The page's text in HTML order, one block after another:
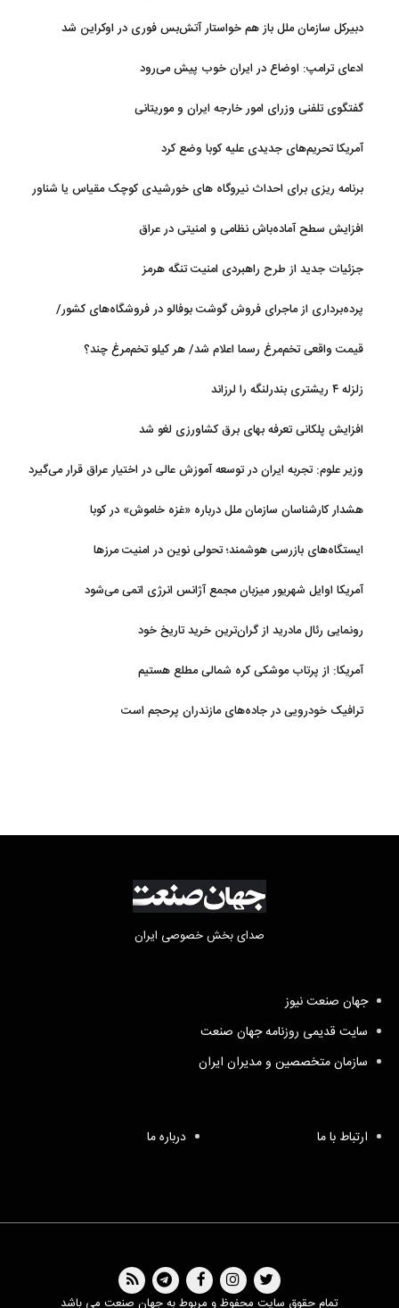
دبیرکل سازمان ملل باز هم خواستار آتش‌بس فوری در اوکراین شد
ادعای ترامپ: اوضاع در ایران خوب پیش می‌رود
گفتگوی تلفنی وزرای امور خارجه ایران و موریتانی
آمریکا تحریم‌های جدیدی علیه کوبا وضع کرد
برنامه ریزی برای احداث نیروگاه های خورشیدی کوچک مقیاس یا شناور
روی آب در مازندران
افزایش سطح آماده‌باش نظامی و امنیتی در عراق
جزئیات جدید از طرح راهبردی امنیت تنگه هرمز
پرده‌برداری از ماجرای فروش گوشت بوفالو در فروشگاه‌های کشور/
گوشت بوفالو از کجا وارد می‌شود؟/ هر کیلو بوفالو با چه قیمتی به فروش
قیمت واقعی تخم‌مرغ رسما اعلام شد/ هر کیلو تخم‌مرغ چند؟
زلزله ۴ ریشتری بندرلنگه را لرزاند
افزایش پلکانی تعرفه بهای برق کشاورزی لغو شد
وزیر علوم: تجربه ایران در توسعه آموزش عالی در اختیار عراق قرار می‌گیرد
هشدار کارشناسان سازمان ملل درباره «غزه‌ خاموش» در کوبا
ایستگاه‌های بازرسی هوشمند؛ تحولی نوین در امنیت مرزها
آمریکا اوایل شهریور میزبان مجمع آژانس انرژی اتمی می‌شود
رونمایی رئال مادرید از گران‌ترین خرید تاریخ خود
آمریکا: از پرتاب موشکی کره شمالی مطلع هستیم
ترافیک خودرویی در جاده‌های مازندران پرحجم است
صدای بخش خصوصی ایران
جهان صنعت نیوز
سایت قدیمی روزنامه جهان صنعت
سازمان متخصصین و مدیران ایران
ارتباط با ما درباره ما
تمام حقوق سایت محفوظ و مربوط به جهان صنعت می باشد